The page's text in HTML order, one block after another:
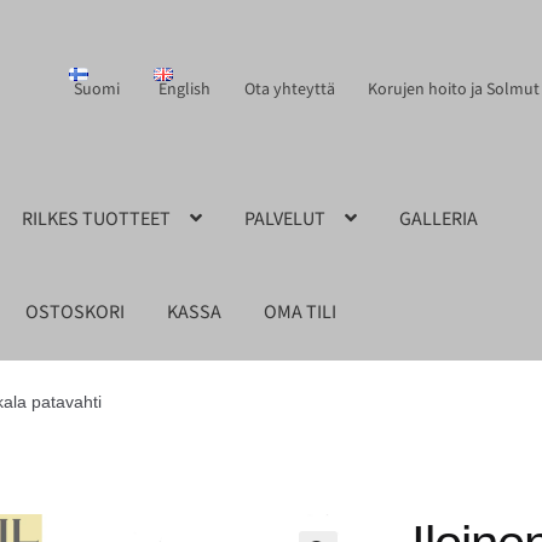
Suomi English Ota yhteyttä Korujen hoito ja Solmut
RILKES TUOTTEET PALVELUT GALLERIA
OSTOSKORI KASSA OMA TILI
patavahti